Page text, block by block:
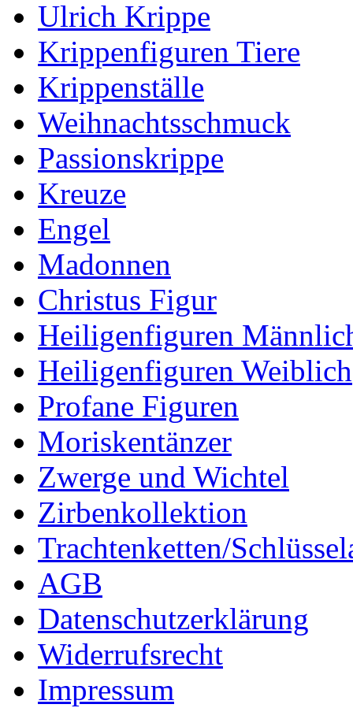
Ulrich Krippe
Krippenfiguren Tiere
Krippenställe
Weihnachtsschmuck
Passionskrippe
Kreuze
Engel
Madonnen
Christus Figur
Heiligenfiguren
Heiligenfiguren Weiblich
Profane Figuren
Moriskentänzer
Zwerge und Wichtel
Zirbenkollektion
Trachtenketten/
AGB
Datenschutzerklärung
Widerrufsrecht
Impressum